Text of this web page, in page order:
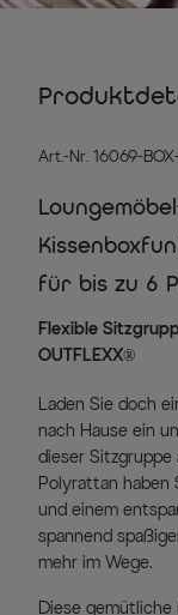
Art.-Nr. 16069-
für bis zu 6
Flexible
OUTFLEXX®
Laden Sie doch
nach Hause ein
dieser Sitzgruppe
Polyrattan haben
und einem
spannend
mehr im Wege.
Diese